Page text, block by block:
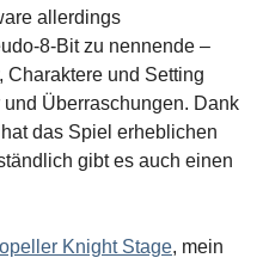
allerdings
8-Bit zu nennende –
Charaktere und Setting
Überraschungen. Dank
das Spiel erheblichen
gibt es auch einen
Knight Stage, mein